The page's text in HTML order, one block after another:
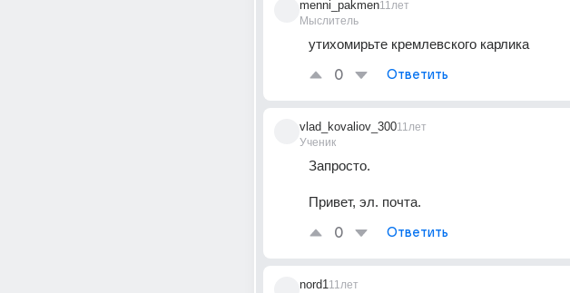
menni_pakmen
Мыслитель
11лет
утихомирьте кремлевского карлика
0 Ответить
vlad_kovaliov_300
Ученик
11лет
Запросто.
Привет, эл. почта.
0 Ответить
nord111лет